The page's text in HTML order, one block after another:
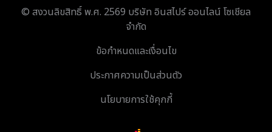
© สงวนลิขสิทธิ์ พ.ศ. 2569 บริษัท อินสไปร์ ออนไลน์ โซเชียล
จำกัด
ข้อกำหนดและเงื่อนไข
ประกาศความเป็นส่วนตัว
นโยบายการใช้คุกกี้